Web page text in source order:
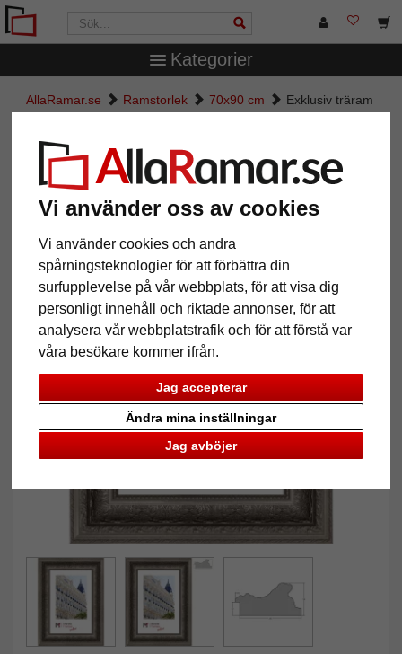
Vi använder oss av cookies
Vi använder cookies och andra
spårningsteknologier för att förbättra din
surfupplevelse på vår webbplats, för att visa dig
personligt innehåll och riktade annonser, för att
analysera vår webbplatstrafik och för att förstå var
våra besökare kommer ifrån.
Jag accepterar
Jag avböjer
Ändra mina inställningar
Kategorier
AllaRamar.se Ramstorlek 70x90 cm
Exklusiv träram
Exklusiv träram Banias
Tillbaka